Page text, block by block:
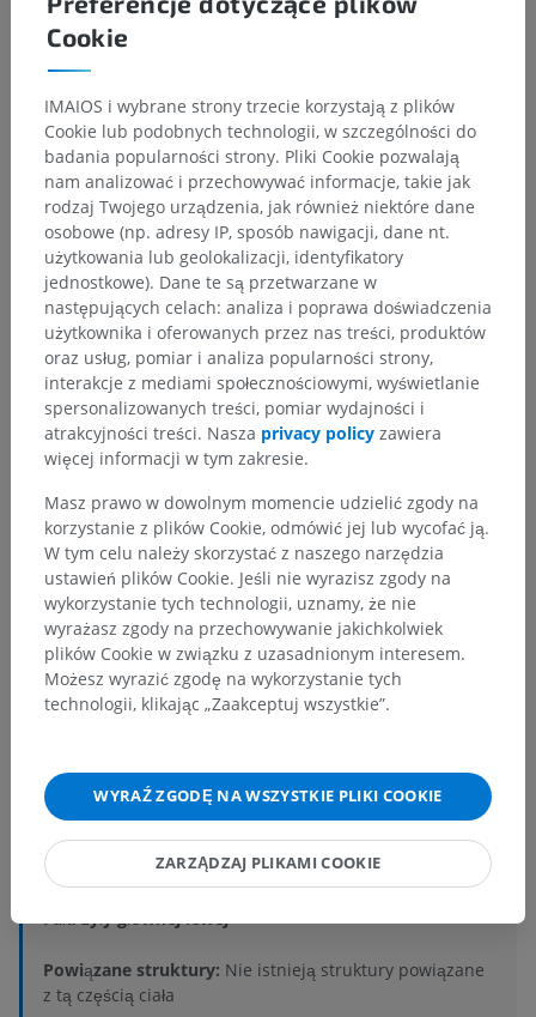
Hierarchia anatomiczna
Anatomia człowieka 2
Ciało ludzkie> Układy narządów trzewnych>
Klatka piersiowa> Śródpiersie> Śródpiersie dolne
Śródpiersie środkowe> Osierdzie>
Fałd żyły głównej lewej
Powiązane struktury: Nie istnieją struktury powiązane
z tą częścią ciała
Cookie
IMAIOS i wybrane strony trzecie korzystają z plików
Cookie lub podobnych technologii, w szczególności do
badania popularności strony. Pliki Cookie pozwalają
nam analizować i przechowywać informacje, takie jak
rodzaj Twojego urządzenia, jak również niektóre dane
osobowe (np. adresy IP, sposób nawigacji, dane nt.
użytkowania lub geolokalizacji, identyfikatory
jednostkowe). Dane te są przetwarzane w
następujących celach: analiza i poprawa doświadczenia
użytkownika i oferowanych przez nas treści, produktów
oraz usług, pomiar i analiza popularności strony,
interakcje z mediami społecznościowymi, wyświetlanie
spersonalizowanych treści, pomiar wydajności i
atrakcyjności treści. Nasza privacy policy zawiera
więcej informacji w tym zakresie.
Masz prawo w dowolnym momencie udzielić zgody na
korzystanie z plików Cookie, odmówić jej lub wycofać ją.
W tym celu należy skorzystać z naszego narzędzia
ustawień plików Cookie. Jeśli nie wyrazisz zgody na
wykorzystanie tych technologii, uznamy, że nie
wyrażasz zgody na przechowywanie jakichkolwiek
plików Cookie w związku z uzasadnionym interesem.
Możesz wyrazić zgodę na wykorzystanie tych
technologii, klikając „Zaakceptuj wszystkie”.
WYRAŹ ZGODĘ NA WSZYSTKIE PLIKI COOKIE
ZARZĄDZAJ PLIKAMI COOKIE